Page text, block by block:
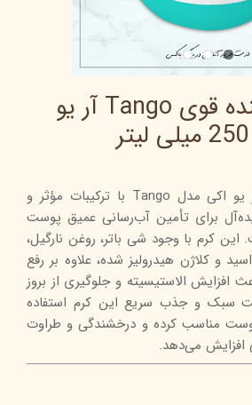
کرم مرطوب کننده قوی Tango آر یو
کرم مرطوب‌کننده قوی آر یو اکی مدل Tango با ترکیبات مؤثر و
برای تأمین آب‌رسانی عمیق پوست
کرم با وجود شی باتر، روغن نارگیل،
و کلاژن هیدرولیز شده، علاوه بر رفع
الاستیسیته و جلوگیری از بروز
سبک و جذب سریع این کرم استفاده
پوست مناسب کرده و درخشندگی و طراوت
می‌دهد.